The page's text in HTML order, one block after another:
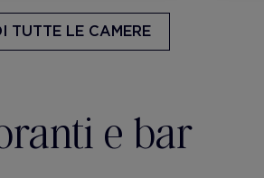
TUTTE LE CAMERE
e bar